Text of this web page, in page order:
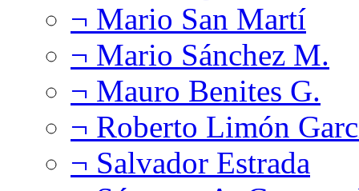
¬ Mario San Martí
¬ Mario Sánchez M.
¬ Mauro Benites G.
¬ Roberto Limón
¬ Salvador Estrada